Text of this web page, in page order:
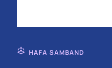
HAFA SAMBAND